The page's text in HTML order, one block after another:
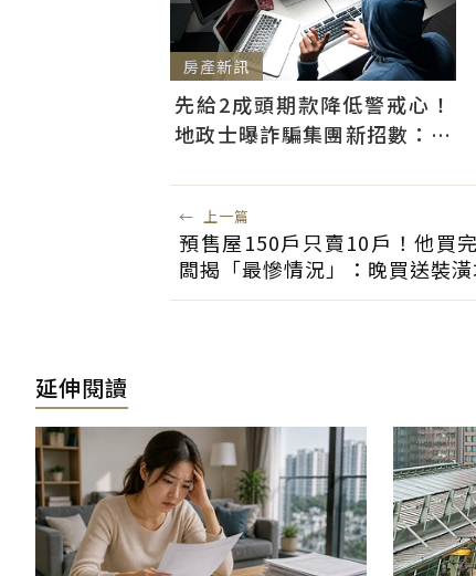
房產新訊
先給2成頭期款降低警戒心！
地政士曝詐騙集團新招數：偷
← 上一篇
預售屋150戶只賣10戶！他買
闆揭「最慘情況」：晚買送裝
延伸閱讀